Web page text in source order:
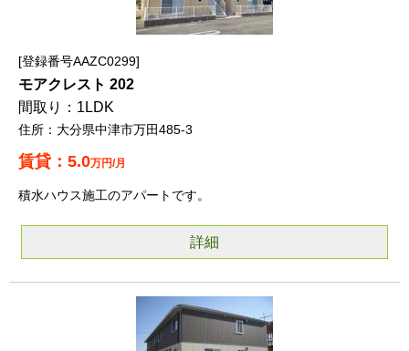
登録番号AAZC0299
モアクレスト 202
1LDK
大分県中津市万田485-3
5.0万円/月
積水ハウス施工のアパートです。
詳細